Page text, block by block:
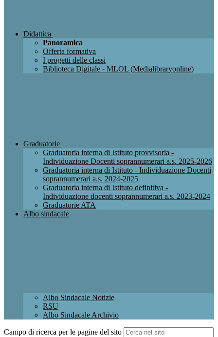
Didattica
Panoramica
Offerta formativa
I progetti delle classi
Biblioteca Digitale - MLOL (Medialibraryonline)
Graduatorie
Graduatoria interna di Istituto provvisoria -
Individuazione Docenti soprannumerari a.s. 2025-2026
Graduatoria interna di Istituto - Individuazione Docenti
soprannumerari a.s. 2024-2025
Graduatoria interna di Istituto definitiva -
Individuazione docenti soprannumerari a.s. 2023-2024
Graduatorie ATA
Albo sindacale
Albo Sindacale Notizie
RSU
Albo Sindacale Archivio
Campo di ricerca per le pagine del sito